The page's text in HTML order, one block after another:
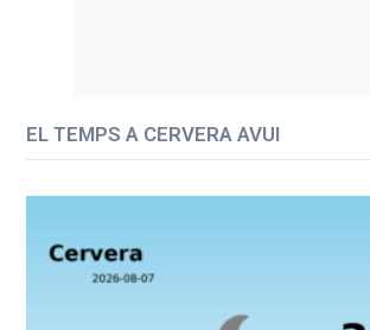
EL TEMPS A CERVERA AVUI